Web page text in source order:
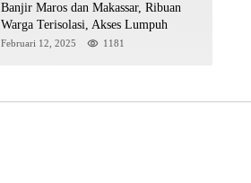
Banjir Maros dan Makassar, Ribuan
Warga Terisolasi, Akses Lumpuh
Februari 12, 2025 1181